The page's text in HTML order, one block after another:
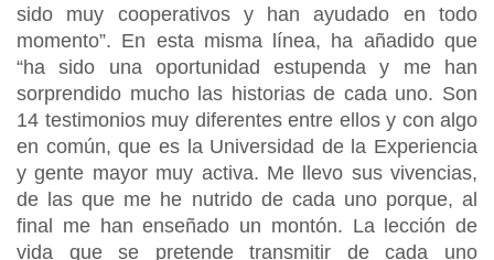
sido muy cooperativos y han ayudado en todo
momento”. En esta misma línea, ha añadido que
“ha sido una oportunidad estupenda y me han
sorprendido mucho las historias de cada uno. Son
14 testimonios muy diferentes entre ellos y con algo
en común, que es la Universidad de la Experiencia
y gente mayor muy activa. Me llevo sus vivencias,
de las que me he nutrido de cada uno porque, al
final me han enseñado un montón. La lección de
vida que se pretende transmitir de cada uno